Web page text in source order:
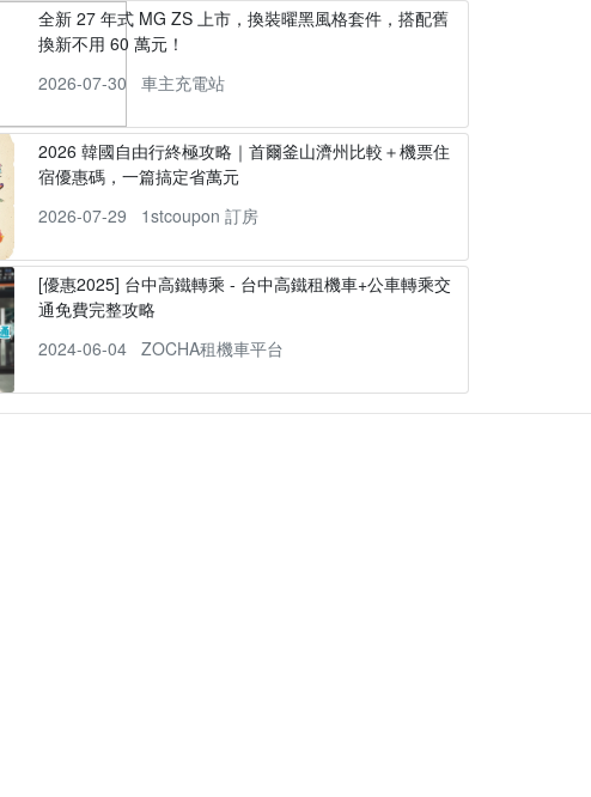
全新 27 年式 MG ZS 上市，換裝曜黑風格套件，搭配舊
換新不用 60 萬元！
2026-07-30
車主充電站
2026 韓國自由行終極攻略｜首爾釜山濟州比較＋機票住
宿優惠碼，一篇搞定省萬元
2026-07-29
1stcoupon 訂房
[優惠2025] 台中高鐵轉乘 - 台中高鐵租機車+公車轉乘交
通免費完整攻略
2024-06-04
ZOCHA租機車平台